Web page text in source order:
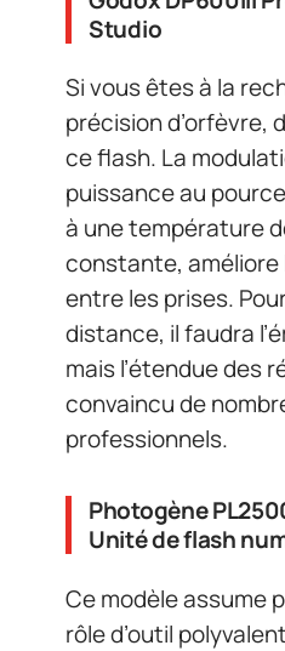
Studio
Si vous êtes à la
précision d’orfèvre,
ce flash. La
puissance au
à une température
constante,
entre les prises.
distance, il faudra
mais l’étendue des
convaincu de
professionnels.
Photogène
Unité de flash
Ce modèle assume
rôle d’outil